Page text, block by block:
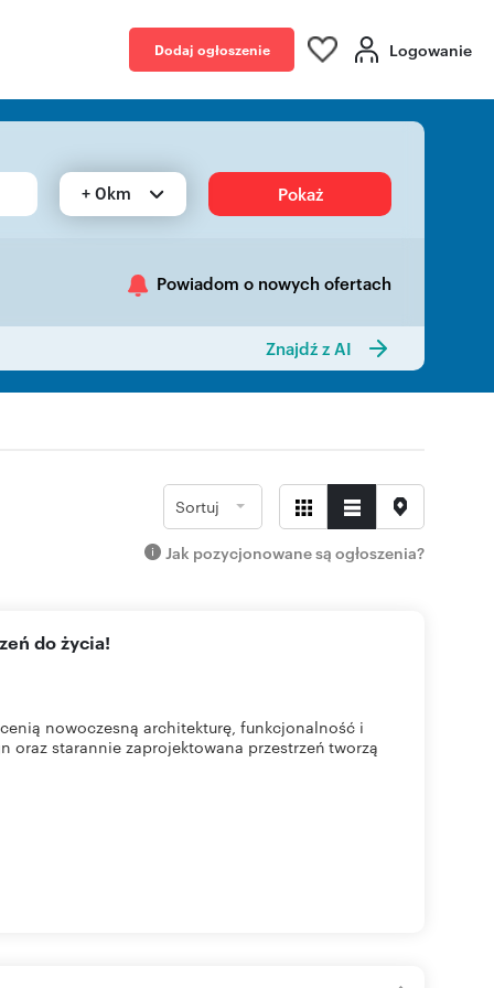
Dodaj ogłoszenie Logowanie
+ 0km Pokaż
Powiadom o nowych ofertach
Znajdź z AI
Sortuj
Jak pozycjonowane są ogłoszenia?
do życia!
nowoczesną architekturę, funkcjonalność i
oraz starannie zaprojektowana przestrzeń tworzą